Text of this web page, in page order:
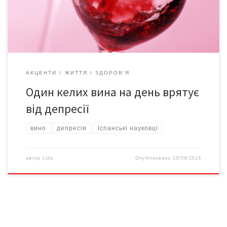
жінками й чоловіками віком від 55 до 80 років. Переважна
більшість добровольців […]
АКЦЕНТИ ЖИТТЯ ЗДОРОВ'Я
Один келих вина на день врятує
від депресії
вино депресія Іспанські науковці
автор Lida Опубліковано 10/09/2016